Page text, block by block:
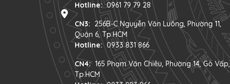
Hotline: 0961 79 79 28
CN3: 256B-C Nguyễn Văn Luông, Phường 11,
Quận 6, Tp.HCM
Hotline: 0933 831 866
CN4: 165 Phạm Văn Chiêu, Phường 14, Gò Vấp,
Tp.HCM